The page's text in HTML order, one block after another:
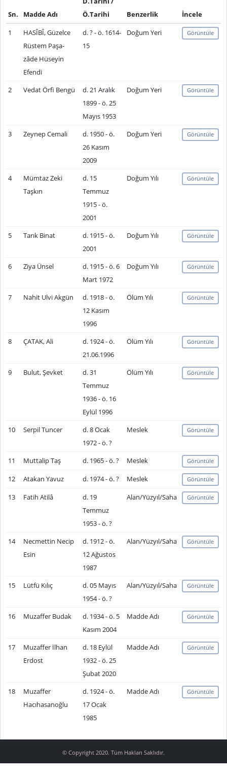
Sn. Madde Adı
Ö.Tarihi
Benzerlik
İncele
1
HASÎBÎ, Güzelce
Rüstem Paşa-
zâde Hüseyin
Efendi
d. ? - ö. 1614-
15
Doğum Yeri Görüntüle
2 Vedat Örfi Bengü
d. 21 Aralık
1899 - ö. 25
Mayıs 1953
Doğum Yeri Görüntüle
3 Zeynep Cemali
d. 1950 - ö.
26 Kasım
2009
Doğum Yeri Görüntüle
4
Mümtaz Zeki
Taşkın
d. 15
Temmuz
1915 - ö.
2001
Doğum Yılı Görüntüle
5 Tarık Binat
d. 1915 - ö.
2001
Doğum Yılı Görüntüle
6 Ziya Ünsel
d. 1915 - ö. 6
Mart 1972
Doğum Yılı Görüntüle
7 Nahit Ulvi Akgün
d. 1918 - ö.
12 Kasım
1996
Ölüm Yılı Görüntüle
8 ÇATAK, Ali
d. 1924 - ö.
21.06.1996
Ölüm Yılı Görüntüle
9 Bulut, Şevket
d. 31
Temmuz
1936 - ö. 16
Eylül 1996
Ölüm Yılı Görüntüle
10 Serpil Tuncer
d. 8 Ocak
1972 - ö. ?
Meslek Görüntüle
11 Muttalip Taş d. 1965 - ö. ? Meslek Görüntüle
12 Atakan Yavuz d. 1974 - ö. ? Meslek Görüntüle
13 Fatih Atilâ
d. 19
Temmuz
1953 - ö. ?
Alan/Yüzyıl/Saha Görüntüle
14
Necmettin Necip
Esin
d. 1912 - ö.
12 Ağustos
1987
Alan/Yüzyıl/Saha Görüntüle
15 Lütfü Kılıç
d. 05 Mayıs
1954 - ö. ?
Alan/Yüzyıl/Saha Görüntüle
16 Muzaffer Budak
d. 1934 - ö. 5
Kasım 2004
Madde Adı Görüntüle
17
Muzaffer İlhan
Erdost
d. 18 Eylül
1932 - ö. 25
Şubat 2020
Madde Adı Görüntüle
18
Muzaffer
Hacıhasanoğlu
d. 1924 - ö.
17 Ocak
1985
Madde Adı Görüntüle
© Copyright 2020. Tüm Hakları Saklıdır.